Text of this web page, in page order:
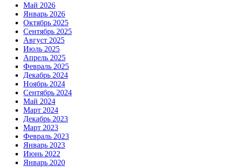
Май 2026
Январь 2026
Октябрь 2025
Сентябрь 2025
Август 2025
Июль 2025
Апрель 2025
Февраль 2025
Декабрь 2024
Ноябрь 2024
Сентябрь 2024
Май 2024
Март 2024
Декабрь 2023
Март 2023
Февраль 2023
Январь 2023
Июнь 2022
Январь 2020